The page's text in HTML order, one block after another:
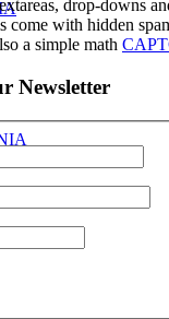
drop-downs
come with hidden
a simple math
Newsletter